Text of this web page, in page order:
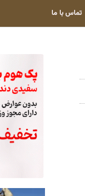
تماس با ما